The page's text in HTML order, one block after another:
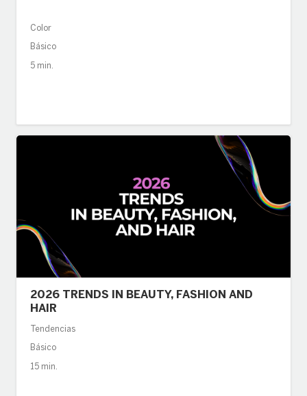
Color
Básico
5 min.
2026 TRENDS IN BEAUTY, FASHION AND
HAIR
Tendencias
Básico
15 min.